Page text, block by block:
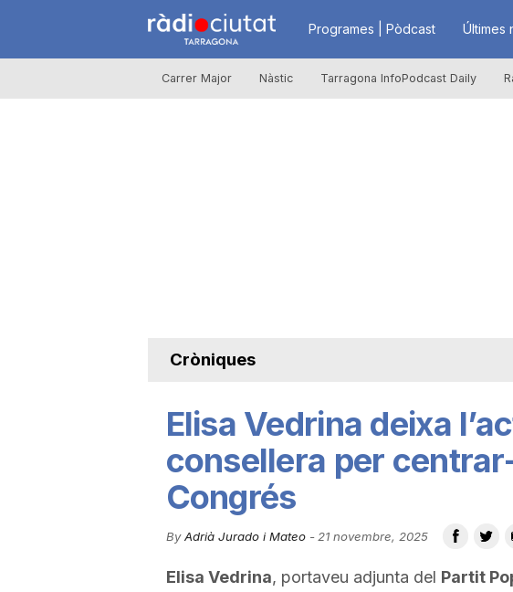
R
à
u
t
Programes | Pòdcast Últimes
Carrer Major Nàstic Tarragona InfoPodcast Daily
Cròniques
Elisa Vedrina deixa
consellera per
Congrés
By Adrià Jurado i Mateo- 21 novembre, 2025
Elisa Vedrina, portaveu adjunta del Partit